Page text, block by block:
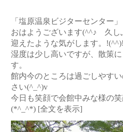
「塩原温泉ビジターセンター」
おはようございます(^^♪ 久し
迎えたような気がします。!(^^)!
湿度は少し高いですが、散策
す。
館内今のところは過ごしやす
さい(^_^)v
今日も笑顔で会館中みな様の
(*^_^*) [全文を表示]